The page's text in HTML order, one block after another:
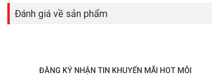
Đánh giá về sản phẩm
ĐĂNG KÝ NHẬN TIN KHUYẾN MÃI HOT MỖI